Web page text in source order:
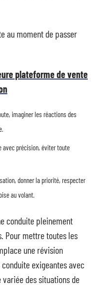
au moment de passer
plateforme de vente
imaginer les réactions des
avec précision, éviter toute
donner la priorité, respecter
au volant.
conduite pleinement
Pour mettre toutes les
une révision
exigeantes avec
des situations de